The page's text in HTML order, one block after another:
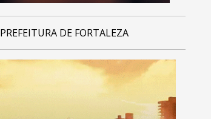
PREFEITURA DE FORTALEZA